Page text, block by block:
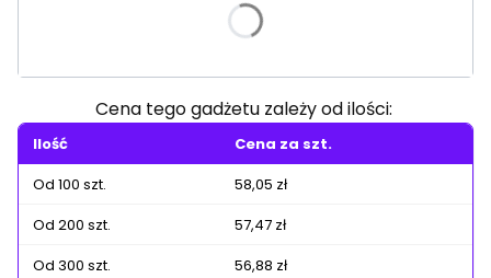
Poszczególne warianty mogą różnić się ceną
Cena tego gadżetu zależy od ilości:
Ilość
Cena za szt.
Od 100 szt.
58,05 zł
Od 200 szt.
57,47 zł
Od 300 szt.
56,88 zł